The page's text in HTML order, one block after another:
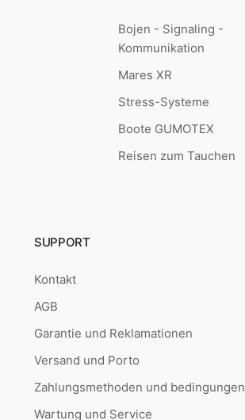
Bojen - Signaling -
Kommunikation
Mares XR
Stress-Systeme
Boote GUMOTEX
Reisen zum Tauchen
SUPPORT
Kontakt
AGB
Garantie und Reklamationen
Versand und Porto
Zahlungsmethoden und bedingungen
Wartung und Service